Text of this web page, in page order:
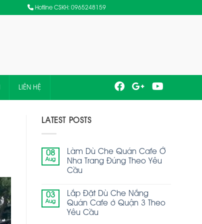
Hotline CSKH: 0965248159
LIÊN HỆ
LATEST POSTS
08
Aug
Làm Dù Che Quán Cafe Ở
Nha Trang Đúng Theo Yêu
Cầu
03
Aug
Lắp Đặt Dù Che Nắng
Quán Cafe ở Quận 3 Theo
Yêu Cầu